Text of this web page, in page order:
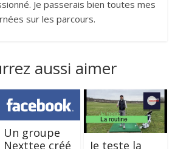
Je passerais bien toutes mes
sur les parcours.
aussi aimer
Un groupe
Nexttee créé
Je teste la